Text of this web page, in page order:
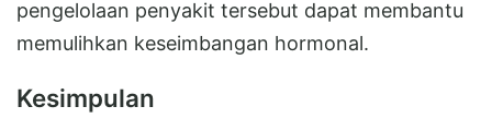
pengelolaan penyakit tersebut dapat membantu
memulihkan keseimbangan hormonal.
Kesimpulan